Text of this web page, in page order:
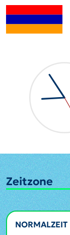
Zeitzone
NORMALZEIT